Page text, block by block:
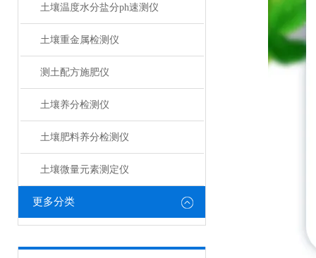
土壤温度水分盐分ph速测仪
土壤重金属检测仪
测土配方施肥仪
土壤养分检测仪
土壤肥料养分检测仪​
土壤微量元素测定仪
更多分类